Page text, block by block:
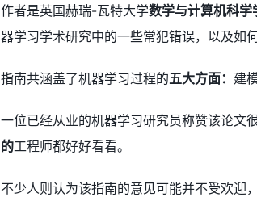
作者是英国赫瑞-瓦特大学数学与计算机科学
器学习学术研究中的一些常犯错误，以及如何
指南共涵盖了机器学习过程的五大方面： 建
一位已经从业的机器学习研究员称赞该论文
的工程师都好好看看。
不少人则认为该指南的意见可能并不受欢迎